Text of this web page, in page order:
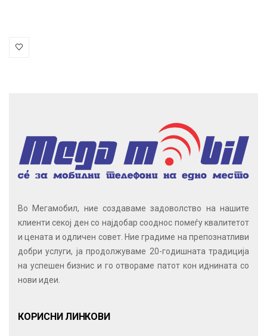
Во Мегамобил, ние создаваме задоволство на нашите
клиенти секој ден со најдобар сооднос помеѓу квалитетот
и цената и одличен совет. Ние градиме на препознатливи
добри услуги, ја продолжуваме 20-годишната традиција
на успешен бизнис и го отвораме патот кон иднината со
нови идеи.
КОРИСНИ ЛИНКОВИ